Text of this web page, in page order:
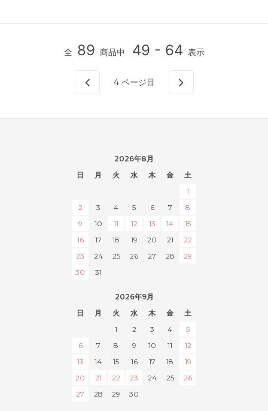
全 89 商品中 49 - 64 表示
4 ページ目
2026年8月
日
月 火 水 木 金
土
1
2
3 4 5 6 7
8
9
10 11 12 13 14
15
16
17 18 19 20 21
22
23
24 25 26 27 28
29
30
31
2026年9月
日
月 火 水 木 金
土
1
2 3 4
5
6
7 8 9 10 11
12
13
14 15 16 17 18
19
20
21 22 23 24 25
26
27
28 29 30